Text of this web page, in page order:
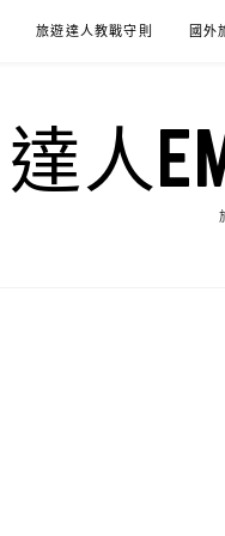
旅遊達人教戰守則 國外
達人